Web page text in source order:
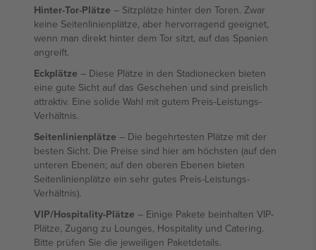
Hinter-Tor-Plätze – Sitzplätze hinter den Toren. Zwar
keine Seitenlinienplätze, aber hervorragend geeignet,
wenn man direkt hinter dem Tor sitzt, auf das Spanien
angreift.
Eckplätze – Diese Plätze in den Stadionecken bieten
eine gute Sicht auf das Geschehen und sind preislich
attraktiv. Eine solide Wahl mit gutem Preis-Leistungs-
Verhältnis.
Seitenlinienplätze – Die begehrtesten Plätze mit der
besten Sicht. Die Preise sind hier am höchsten (auf den
unteren Ebenen; auf den oberen Ebenen bieten
Seitenlinienplätze ein sehr gutes Preis-Leistungs-
Verhältnis).
VIP/Hospitality-Plätze – Einige Pakete beinhalten VIP-
Plätze, Zugang zu Lounges, Hospitality und Catering.
Bitte prüfen Sie die jeweiligen Paketdetails.